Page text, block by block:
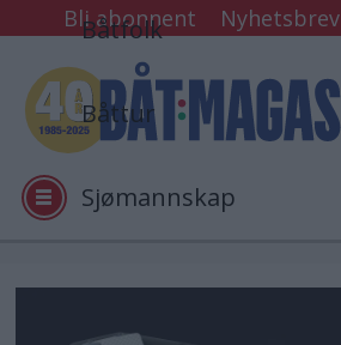
Bli abonnent Nyhetsbrev
Båtfolk
Båttur
Sjømannskap
Tester